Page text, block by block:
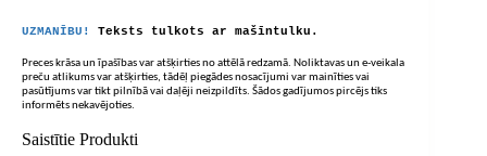
UZMANĪBU! Teksts tulkots ar mašīntulku.
Preces krāsa un īpašības var atšķirties no attēlā redzamā. Noliktavas un e-veikala
preču atlikums var atšķirties, tādēļ piegādes nosacījumi var mainīties vai
pasūtījums var tikt pilnībā vai daļēji neizpildīts. Šādos gadījumos pircējs tiks
informēts nekavējoties.
Saistītie Produkti